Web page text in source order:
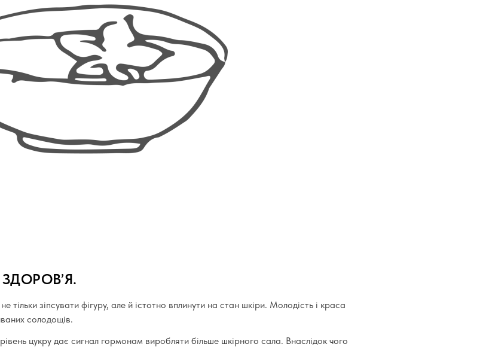
тільки зіпсувати фігуру, але й істотно вплинути на стан шкіри. Молодість і краса
солодощів.
цукру дає сигнал гормонам виробляти більше шкірного сала. Внаслідок чого